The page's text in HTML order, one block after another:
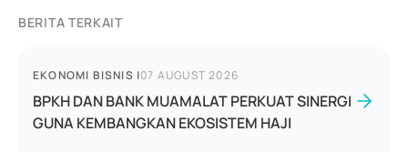
BERITA TERKAIT
EKONOMI BISNIS |07 AUGUST 2026
BPKH DAN BANK MUAMALAT PERKUAT SINERGI
GUNA KEMBANGKAN EKOSISTEM HAJI